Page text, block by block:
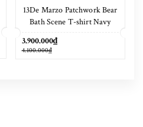
13De Marzo Patchwork Bear
Bath Scene T-shirt Navy
3.900.000₫
4.100.000₫